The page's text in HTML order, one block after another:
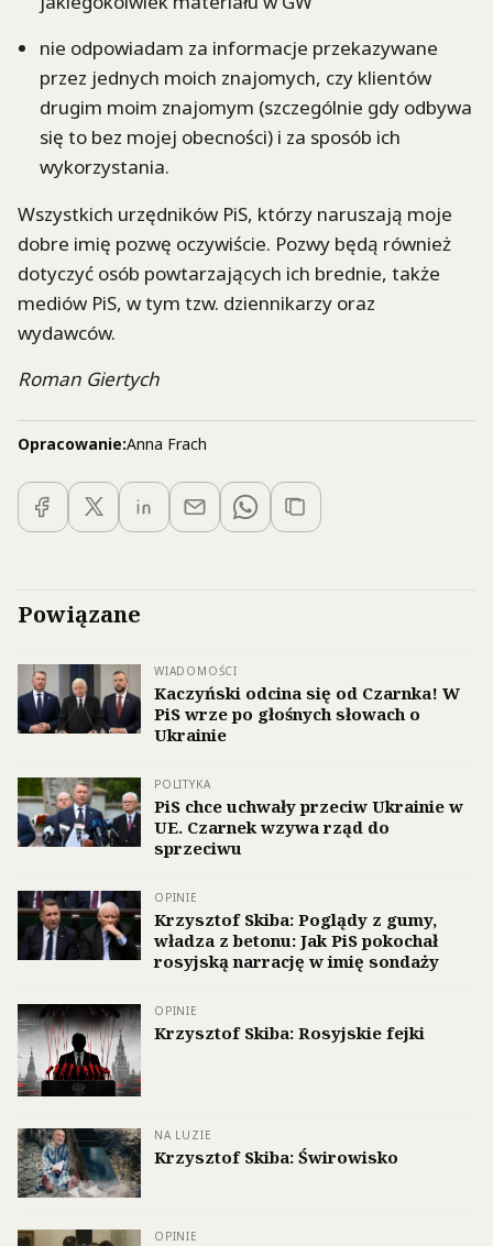
nie odpowiadam za informacje przekazywane
przez jednych moich znajomych, czy klientów
drugim moim znajomym (szczególnie gdy odbywa
się to bez mojej obecności) i za sposób ich
wykorzystania.
Wszystkich urzędników PiS, którzy naruszają moje
dobre imię pozwę oczywiście. Pozwy będą również
dotyczyć osób powtarzających ich brednie, także
mediów PiS, w tym tzw. dziennikarzy oraz
wydawców.
Roman Giertych
Opracowanie:Anna Frach
Powiązane
WIADOMOŚCI
Kaczyński odcina się od Czarnka! W
PiS wrze po głośnych słowach o
Ukrainie
POLITYKA
PiS chce uchwały przeciw Ukrainie w
UE. Czarnek wzywa rząd do
sprzeciwu
OPINIE
Krzysztof Skiba: Poglądy z gumy,
władza z betonu: Jak PiS pokochał
rosyjską narrację w imię sondaży
OPINIE
Krzysztof Skiba: Rosyjskie fejki
NA LUZIE
Krzysztof Skiba: Świrowisko
OPINIE